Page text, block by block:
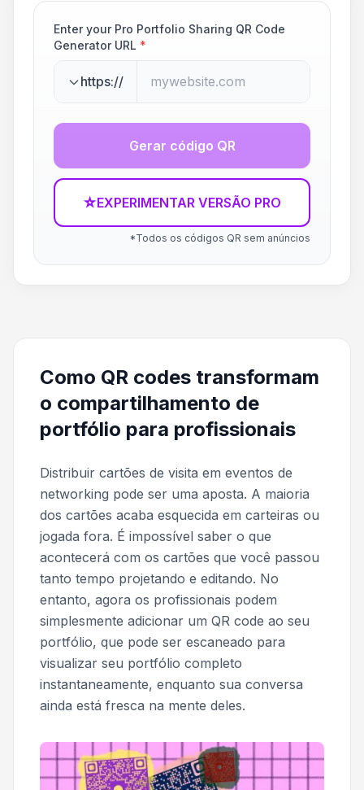
Enter your Pro Portfolio Sharing QR Code
Generator URL *
https://
Gerar código QR
☆EXPERIMENTAR VERSÃO PRO
*Todos os códigos QR sem anúncios
Como QR codes transformam
o compartilhamento de
portfólio para profissionais
Distribuir cartões de visita em eventos de
networking pode ser uma aposta. A maioria
dos cartões acaba esquecida em carteiras ou
jogada fora. É impossível saber o que
acontecerá com os cartões que você passou
tanto tempo projetando e editando. No
entanto, agora os profissionais podem
simplesmente adicionar um QR code ao seu
portfólio, que pode ser escaneado para
visualizar seu portfólio completo
instantaneamente, enquanto sua conversa
ainda está fresca na mente deles.